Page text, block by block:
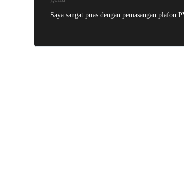
Saya sangat puas dengan pemasangan